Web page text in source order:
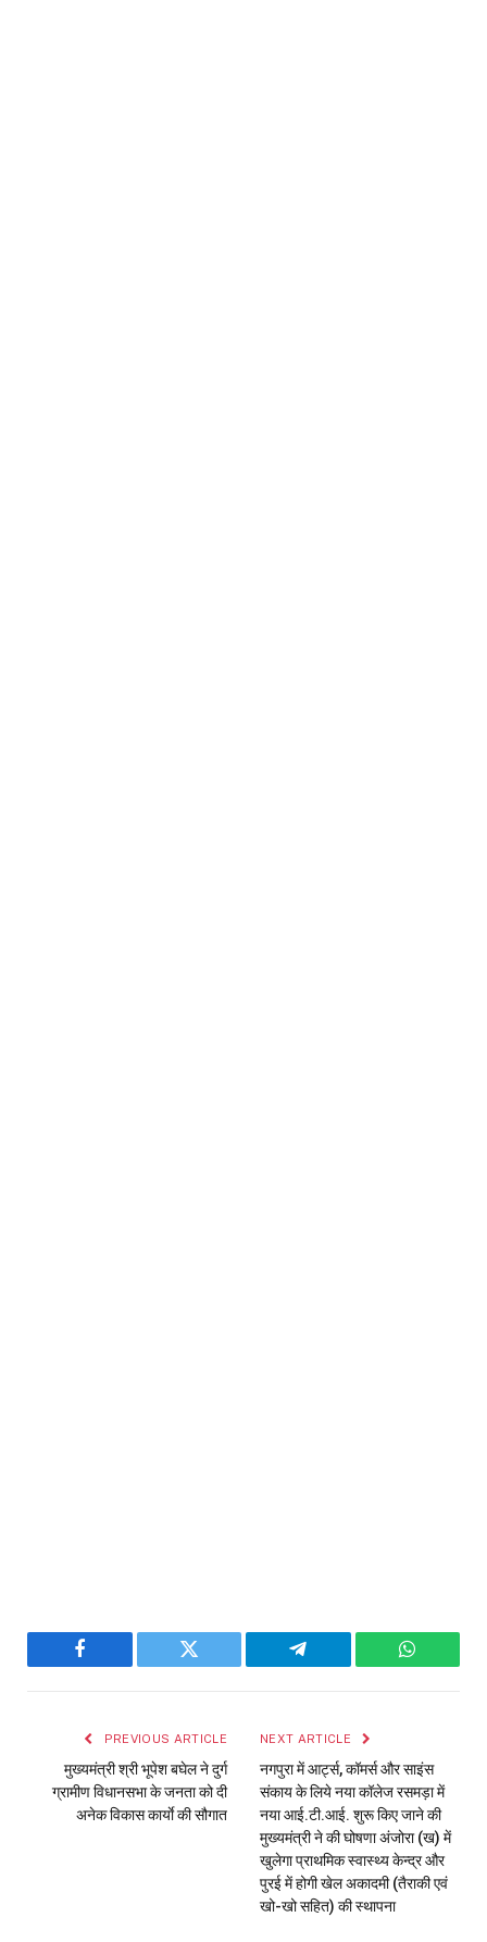
Facebook Twitter Telegram
PREVIOUS ARTICLE
मुख्यमंत्री श्री भूपेश बघेल ने दुर्ग
ग्रामीण विधानसभा के जनता को दी
अनेक विकास कार्याे की सौगात
NEXT ARTICLE
नगपुरा में आर्ट्स, कॉमर्स और साइंस
संकाय के लिये नया कॉलेज रसमड़ा में
नया आई.टी.आई. शुरू किए जाने की
मुख्यमंत्री ने की घोषणा अंजोरा (ख) में
खुलेगा प्राथमिक स्वास्थ्य केन्द्र और
पुरई में होगी खेल अकादमी (तैराकी एवं
खो-खो सहित) की स्थापना